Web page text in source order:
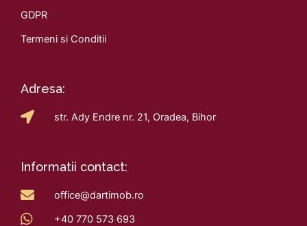
GDPR
Termeni si Conditii
Adresa:
str. Ady Endre nr. 21, Oradea, Bihor
Informatii contact:
office@dartimob.ro
+40 770 573 693